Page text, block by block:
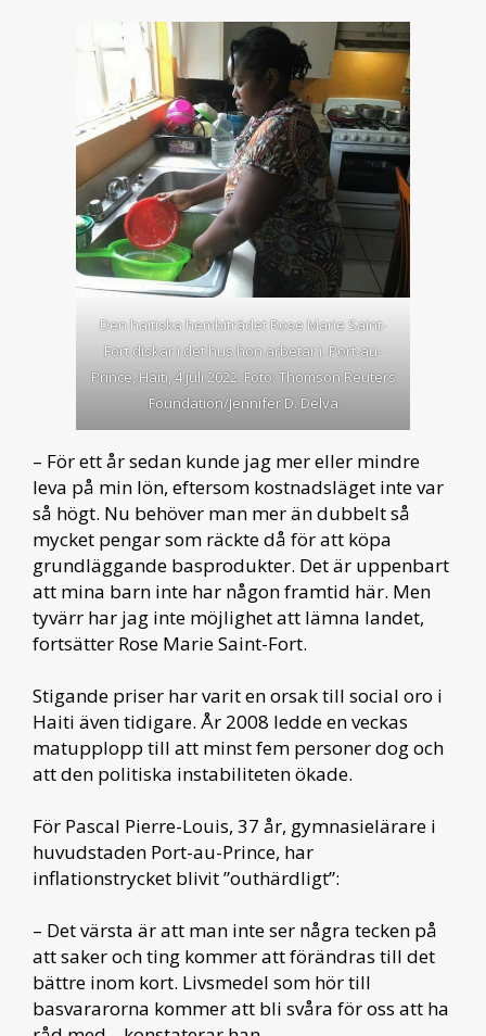
Den haitiska hembiträdet Rose Marie Saint-
Fort diskar i det hus hon arbetar i. Port-au-
Prince, Haiti, 4 juli 2022. Foto: Thomson Reuters
Foundation/Jennifer D. Delva
– För ett år sedan kunde jag mer eller mindre
leva på min lön, eftersom kostnadsläget inte var
så högt. Nu behöver man mer än dubbelt så
mycket pengar som räckte då för att köpa
grundläggande basprodukter. Det är uppenbart
att mina barn inte har någon framtid här. Men
tyvärr har jag inte möjlighet att lämna landet,
fortsätter Rose Marie Saint-Fort.
Stigande priser har varit en orsak till social oro i
Haiti även tidigare. År 2008 ledde en veckas
matupplopp till att minst fem personer dog och
att den politiska instabiliteten ökade.
För Pascal Pierre-Louis, 37 år, gymnasielärare i
huvudstaden Port-au-Prince, har
inflationstrycket blivit ”outhärdligt”:
– Det värsta är att man inte ser några tecken på
att saker och ting kommer att förändras till det
bättre inom kort. Livsmedel som hör till
basvararorna kommer att bli svåra för oss att ha